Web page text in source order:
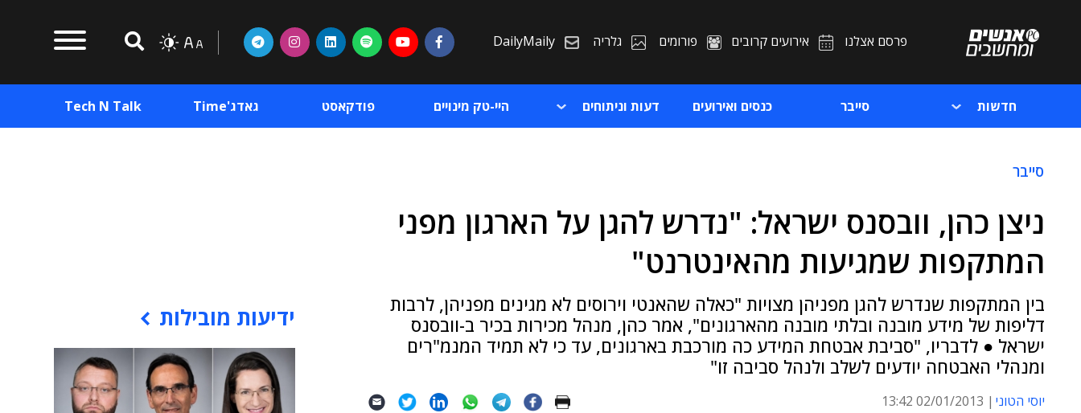
פרסם אצלנו אירועים קרובים פורומים גלריה DailyMaily
חדשות סייבר כנסים ואירועים דעות וניתוחים היי-טק מינויים פודקאסט גאדג'Time Tech N Talk
סייבר
ניצן כהן, וובסנס ישראל: "נדרש להגן על הארגון מפני
המתקפות שמגיעות מהאינטרנט"
בין המתקפות שנדרש להגן מפניהן מצויות "כאלה שהאנטי וירוסים לא מגינים מפניהן, לרבות
דליפות של מידע מובנה ובלתי מובנה מהארגונים", אמר כהן, מנהל מכירות בכיר ב-וובסנס
ישראל ● לדבריו, "סביבת אבטחת המידע כה מורכבת בארגונים, עד כי לא תמיד המנמ"רים
ומנהלי האבטחה יודעים לשלב ולנהל סביבה זו"
יוסי הטוני 02/01/2013 13:42
ידיעות מובילות